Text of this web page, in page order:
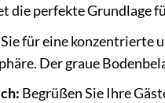
die perfekte Grundlage
für eine konzentrierte
Der graue
Begrüßen Sie Ihre